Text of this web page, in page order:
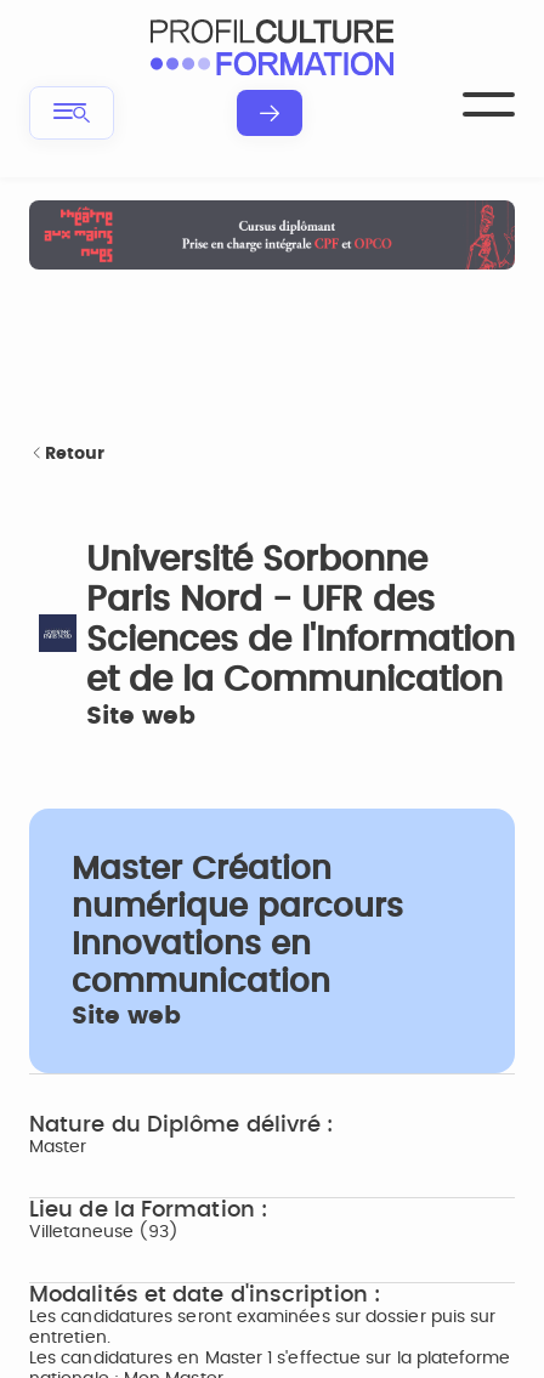
Retour
Université Sorbonne
Paris Nord - UFR des
Sciences de l'Information
et de la Communication
Site web
Master Création
numérique parcours
Innovations en
communication
Site web
Nature du Diplôme délivré :
Master
Lieu de la Formation :
Villetaneuse (93)
Modalités et date d'inscription :
Les candidatures seront examinées sur dossier puis sur
entretien.
Les candidatures en Master 1 s'effectue sur la plateforme